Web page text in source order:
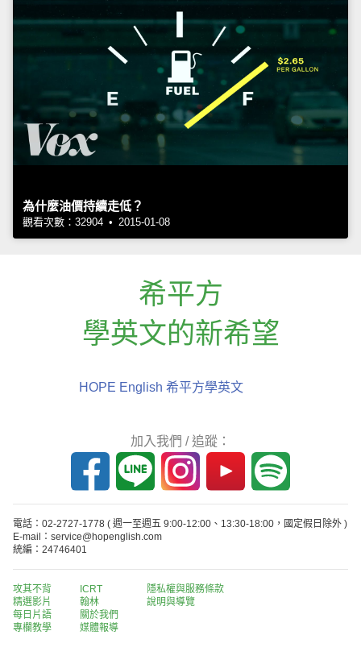
為什麼油價持續走低？
觀看次數：32904 • 2015-01-08
希平方
學英文的新希望
HOPE English 希平方學英文
加入我們 / 追蹤：
電話：02-2727-1778 ( 週一至週五 9:00-12:00、13:30-18:00，國定假日除外 )
E-mail：service@hopenglish.com
統編：24746401
攻其不背
精選影片
每日片語
專欄教學
ICRT
翰林
關於我們
媒體報導
隱私權與服務條款
說明與導覽